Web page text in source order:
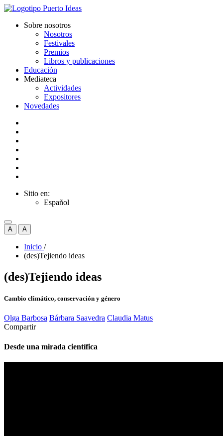
Sobre nosotros
Nosotros
Festivales
Premios
Libros y publicaciones
Educación
Mediateca
Actividades
Expositores
Novedades
Sitio en:
Español
A A
Inicio /
(des)Tejiendo ideas
(des)Tejiendo ideas
Cambio climático, conservación y género
Olga Barbosa Bárbara Saavedra Claudia Matus
Compartir
Desde una mirada científica